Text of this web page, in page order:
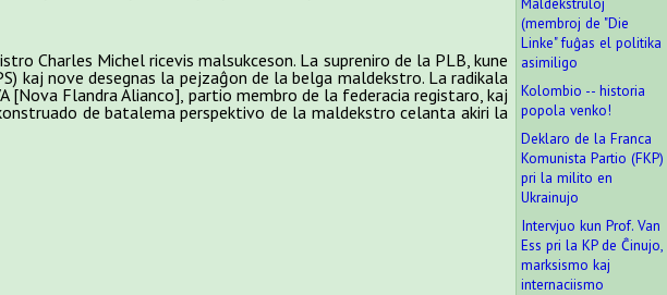
Charles Michel ricevis malsukceson. La supreniro de la PLB, kune
kaj nove desegnas la pejzaĝon de la belga maldekstro. La radikala
Flandra Alianco], partio membro de la federacia registaro, kaj
de batalema perspektivo de la maldekstro celanta akiri la
(membroj de "Die
Linke" fuĝas el politika
asimiligo
Kolombio -- historia
popola venko!
Deklaro de la Franca
Komunista Partio (FKP)
pri la milito en
Ukrainujo
Intervjuo kun Prof. Van
Ess pri la KP de Ĉinujo,
marksismo kaj
internaciismo